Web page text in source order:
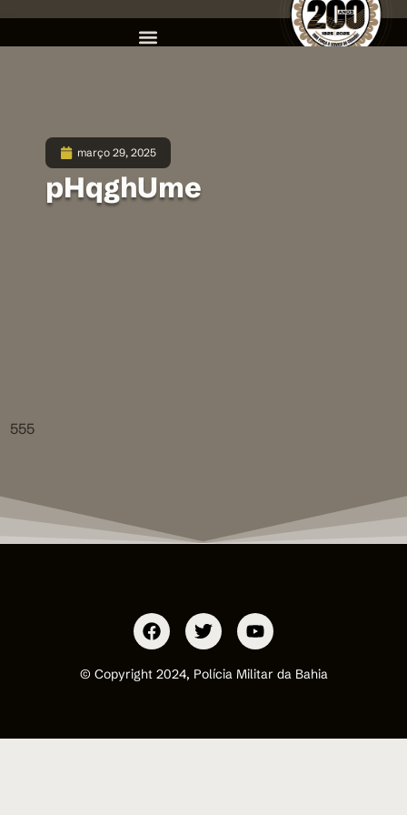
março 29, 2025
pHqghUme
555
© Copyright 2024, Polícia Militar da Bahia